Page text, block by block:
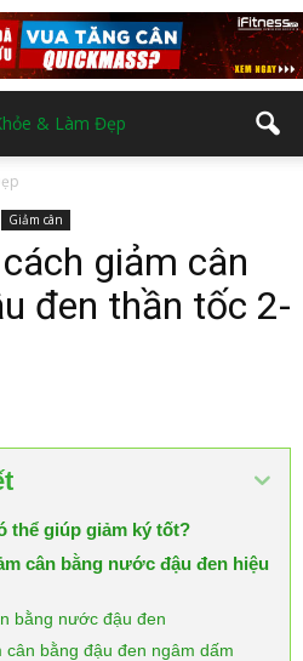
Giảm cân
giảm cân
đen thần tốc 2-
thể giúp giảm ký tốt?
cân bằng nước đậu đen hiệu
bằng nước đậu đen
cân bằng đậu đen ngâm dấm